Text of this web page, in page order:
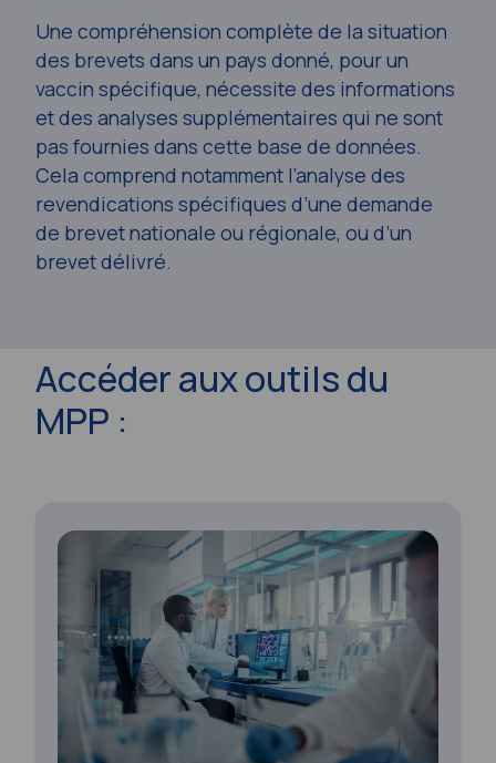
Une compréhension complète de la situation
des brevets dans un pays donné, pour un
vaccin spécifique, nécessite des informations
et des analyses supplémentaires qui ne sont
pas fournies dans cette base de données.
Cela comprend notamment l’analyse des
revendications spécifiques d’une demande
de brevet nationale ou régionale, ou d’un
brevet délivré.
Accéder aux outils du
MPP :